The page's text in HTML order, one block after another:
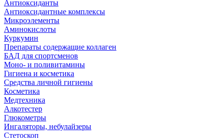
Антиоксиданты
Антиоксидантные комплексы
Микроэлементы
Аминокислоты
Куркумин
Препараты содержащие коллаген
БАД для спортсменов
Моно- и поливитамины
Гигиена и косметика
Средства личной гигиены
Косметика
Медтехника
Алкотестер
Глюкометры
Ингаляторы, небулайзеры
Стетоскоп